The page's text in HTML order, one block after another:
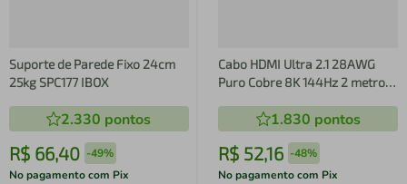
Suporte de Parede Fixo 24cm
25kg SPC177 IBOX
2.330 pontos
R$ 66,40 -49%
No pagamento com Pix
Cabo HDMI Ultra 2.1 28AWG
Puro Cobre 8K 144Hz 2 metros
1.830 pontos
R$ 52,16 -48%
No pagamento com Pix